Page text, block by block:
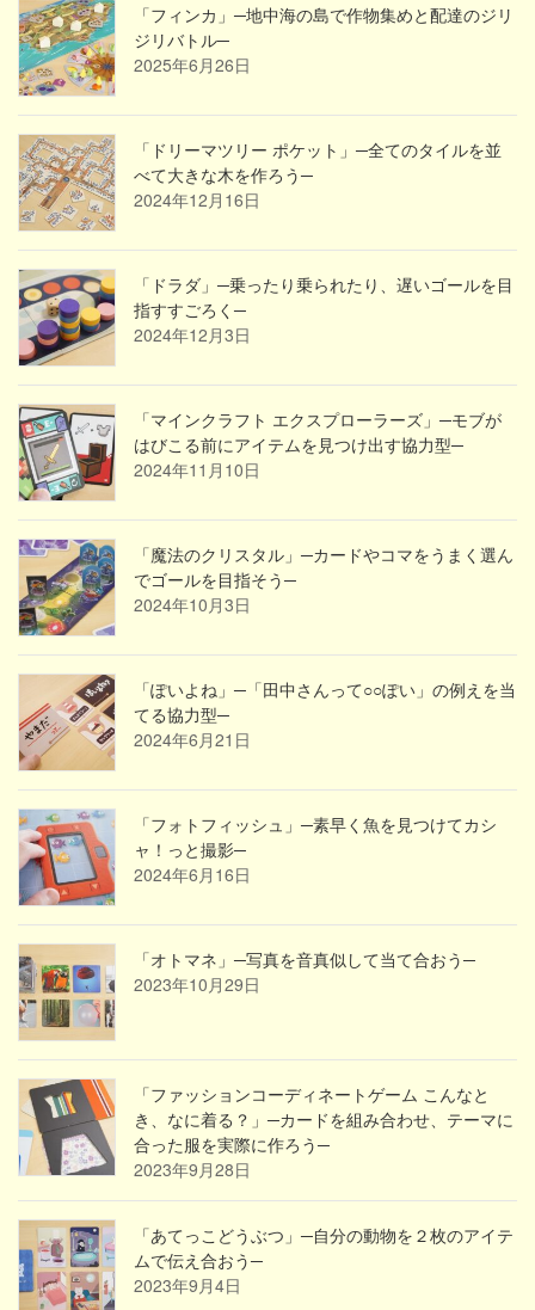
「フィンカ」─地中海の島で作物集めと配達のジリ
ジリバトル─
2025年6月26日
「ドリーマツリー ポケット」─全てのタイルを並
べて大きな木を作ろう─
2024年12月16日
「ドラダ」─乗ったり乗られたり、遅いゴールを目
指すすごろく─
2024年12月3日
「マインクラフト エクスプローラーズ」─モブが
はびこる前にアイテムを見つけ出す協力型─
2024年11月10日
「魔法のクリスタル」─カードやコマをうまく選ん
でゴールを目指そう─
2024年10月3日
「ぽいよね」─「田中さんって○○ぽい」の例えを当
てる協力型─
2024年6月21日
「フォトフィッシュ」─素早く魚を見つけてカシ
ャ！っと撮影─
2024年6月16日
「オトマネ」─写真を音真似して当て合おう─
2023年10月29日
「ファッションコーディネートゲーム こんなと
き、なに着る？」─カードを組み合わせ、テーマに
合った服を実際に作ろう─
2023年9月28日
「あてっこどうぶつ」─自分の動物を２枚のアイテ
ムで伝え合おう─
2023年9月4日